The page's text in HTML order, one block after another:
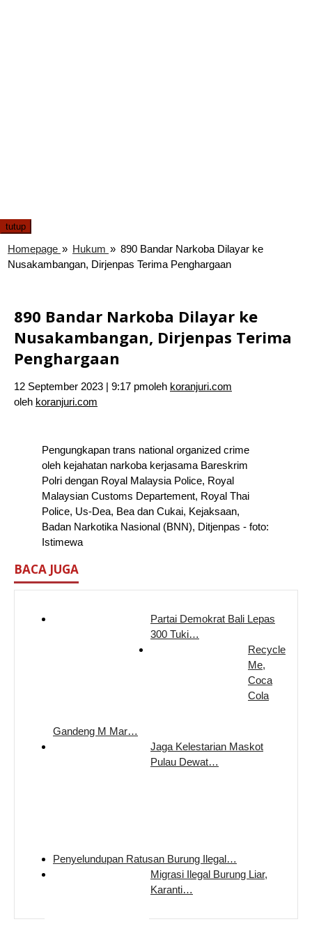
tutup
Homepage » Hukum » 890 Bandar Narkoba Dilayar ke
Nusakambangan, Dirjenpas Terima Penghargaan
890 Bandar Narkoba Dilayar ke
Nusakambangan, Dirjenpas Terima
Penghargaan
12 September 2023 | 9:17 pmoleh koranjuri.com
oleh koranjuri.com
Pengungkapan trans national organized crime
oleh kejahatan narkoba kerjasama Bareskrim
Polri dengan Royal Malaysia Police, Royal
Malaysian Customs Departement, Royal Thai
Police, Us-Dea, Bea dan Cukai, Kejaksaan,
Badan Narkotika Nasional (BNN), Ditjenpas - foto:
Istimewa
BACA JUGA
Partai Demokrat Bali Lepas
300 Tuki…
Recycle
Me,
Coca
Cola
Gandeng M Mar…
Jaga Kelestarian Maskot
Pulau Dewat…
Penyelundupan Ratusan Burung Ilegal…
Migrasi Ilegal Burung Liar,
Karanti…